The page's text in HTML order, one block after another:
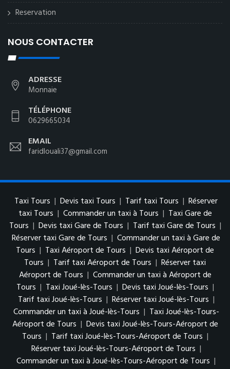
Reservation
NOUS CONTACTER
ADRESSE
Monnaie
TÉLÉPHONE
0629665034
EMAIL
faridlouali37@gmail.com
Taxi Tours | Devis taxi Tours | Tarif taxi Tours | Réserver
taxi Tours | Commander un taxi à Tours | Taxi Gare de
Tours | Devis taxi Gare de Tours | Tarif taxi Gare de Tours |
Réserver taxi Gare de Tours | Commander un taxi à Gare de
Tours | Taxi Aéroport de Tours | Devis taxi Aéroport de
Tours | Tarif taxi Aéroport de Tours | Réserver taxi
Aéroport de Tours | Commander un taxi à Aéroport de
Tours | Taxi Joué-lès-Tours | Devis taxi Joué-lès-Tours |
Tarif taxi Joué-lès-Tours | Réserver taxi Joué-lès-Tours |
Commander un taxi à Joué-lès-Tours | Taxi Joué-lès-Tours-
Aéroport de Tours | Devis taxi Joué-lès-Tours-Aéroport de
Tours | Tarif taxi Joué-lès-Tours-Aéroport de Tours |
Réserver taxi Joué-lès-Tours-Aéroport de Tours |
Commander un taxi à Joué-lès-Tours-Aéroport de Tours |